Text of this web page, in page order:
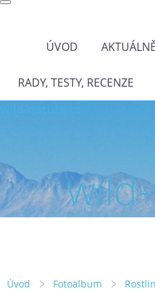
ÚVOD AKTUÁLNĚ
RADY, TESTY, RECENZE
Úvod Fotoalbum